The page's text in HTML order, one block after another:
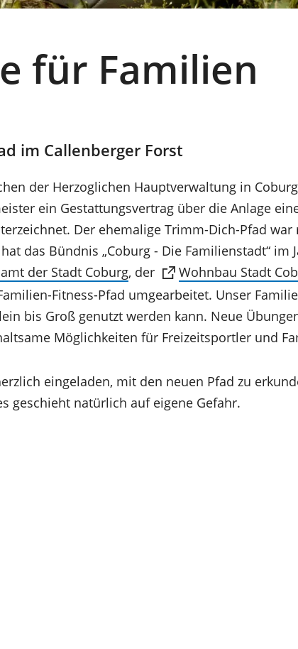
für Familien
im Callenberger Forst
der Herzoglichen Hauptverwaltung in
ein Gestattungsvertrag über die Anlage
Der ehemalige Trimm-Dich-Pfad
das Bündnis „Coburg - Die Familienstadt“ im
der Stadt Coburg, der Wohnbau Stadt
Fitness-Pfad umgearbeitet. Unser
bis Groß genutzt werden kann. Neue
Möglichkeiten für Freizeitsportler und
eingeladen, mit den neuen Pfad zu
geschieht natürlich auf eigene Gefahr.